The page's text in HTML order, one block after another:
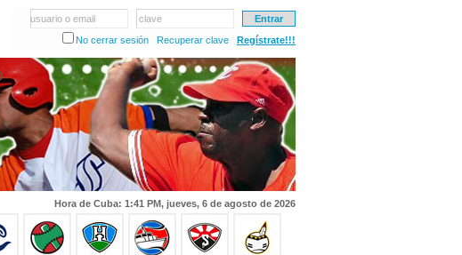
usuario o email
clave
No cerrar sesión
Recuperar clave Regístrate!!!
Hora de Cuba: 1:41 PM, jueves, 6 de agosto de 2026